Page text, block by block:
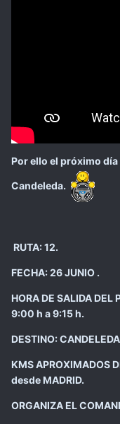
Por ello el próximo
Candeleda.
RUTA: 12.
FECHA: 26 JUNIO .
HORA DE SALIDA DEL
9:00 h a 9:15 h.
DESTINO:
KMS APROXIMADOS
desde MADRID.
ORGANIZA EL